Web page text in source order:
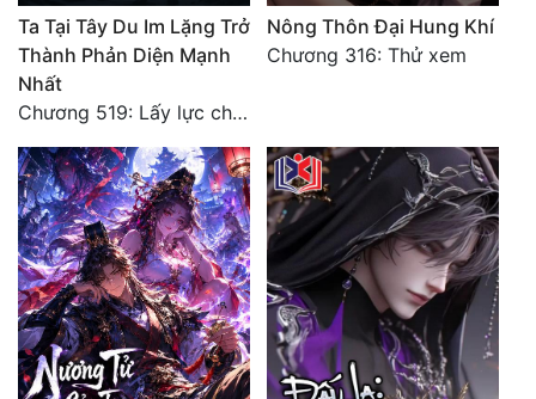
Ta Tại Tây Du Im Lặng Trở
Thành Phản Diện Mạnh
Nhất
Chương 519: Lấy lực chứng đạo, Hỗn Nguyên Đại La Kim Tiên!
Nông Thôn Đại Hung Khí
Chương 316: Thử xem